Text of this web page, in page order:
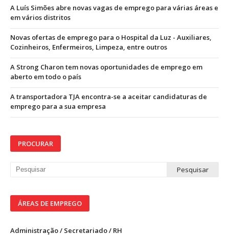
A Luís Simões abre novas vagas de emprego para várias áreas e
em vários distritos
Novas ofertas de emprego para o Hospital da Luz - Auxiliares,
Cozinheiros, Enfermeiros, Limpeza, entre outros
A Strong Charon tem novas oportunidades de emprego em
aberto em todo o país
A transportadora TJA encontra-se a aceitar candidaturas de
emprego para a sua empresa
PROCURAR
ÁREAS DE EMPREGO
Administração / Secretariado / RH